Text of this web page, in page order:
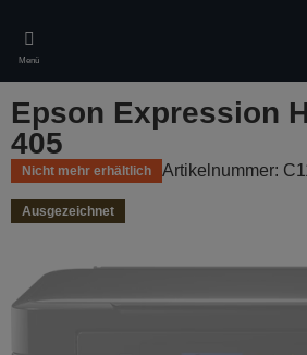
main
content
Menü
Epson Expression
405
Nicht mehr erhältlich Artikelnummer:
Ausgezeichnet